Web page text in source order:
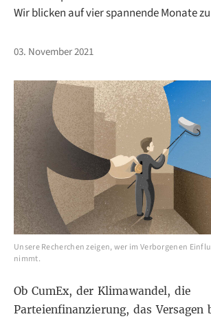
Wir blicken auf vier spannende Monate
03. November 2021
Unsere Recherchen zeigen, wer im Verborgenen
nimmt.
Ob CumEx, der Klimawandel, die
Parteienfinanzierung, das Versagen